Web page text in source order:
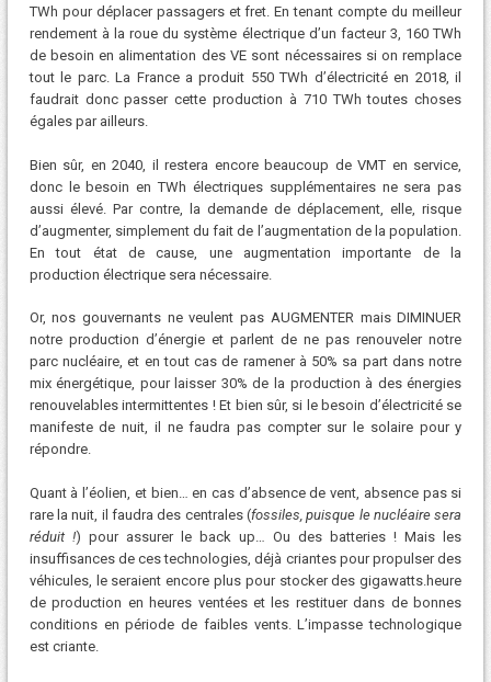
TWh pour déplacer passagers et fret. En tenant compte du meilleur
rendement à la roue du système électrique d’un facteur 3, 160 TWh
de besoin en alimentation des VE sont nécessaires si on remplace
tout le parc. La France a produit 550 TWh d’électricité en 2018, il
faudrait donc passer cette production à 710 TWh toutes choses
égales par ailleurs.
Bien sûr, en 2040, il restera encore beaucoup de VMT en service,
donc le besoin en TWh électriques supplémentaires ne sera pas
aussi élevé. Par contre, la demande de déplacement, elle, risque
d’augmenter, simplement du fait de l’augmentation de la population.
En tout état de cause, une augmentation importante de la
production électrique sera nécessaire.
Or, nos gouvernants ne veulent pas AUGMENTER mais DIMINUER
notre production d’énergie et parlent de ne pas renouveler notre
parc nucléaire, et en tout cas de ramener à 50% sa part dans notre
mix énergétique, pour laisser 30% de la production à des énergies
renouvelables intermittentes ! Et bien sûr, si le besoin d’électricité se
manifeste de nuit, il ne faudra pas compter sur le solaire pour y
répondre.
Quant à l’éolien, et bien… en cas d’absence de vent, absence pas si
rare la nuit, il faudra des centrales (fossiles, puisque le nucléaire sera
réduit !) pour assurer le back up… Ou des batteries ! Mais les
insuffisances de ces technologies, déjà criantes pour propulser des
véhicules, le seraient encore plus pour stocker des gigawatts.heure
de production en heures ventées et les restituer dans de bonnes
conditions en période de faibles vents. L’impasse technologique
est criante.